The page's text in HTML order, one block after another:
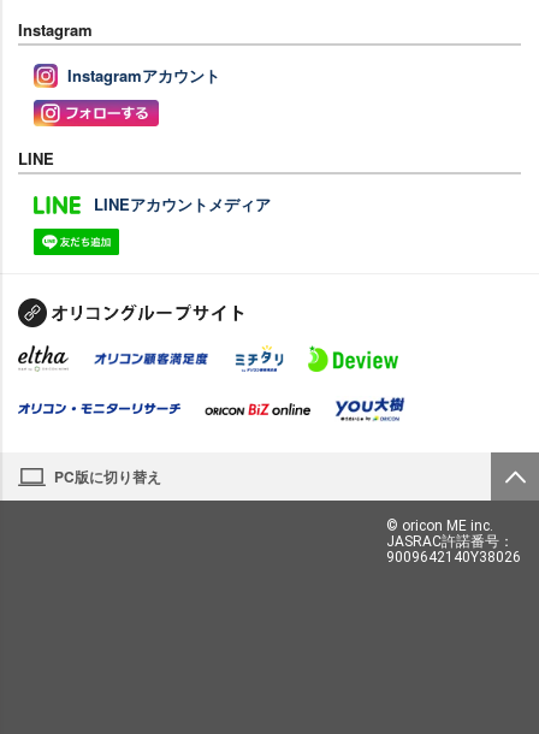
Instagram
Instagramアカウント
LINE
LINEアカウントメディア
PC版に切り替え
© oricon ME inc.
JASRAC許諾番号：
9009642140Y38026